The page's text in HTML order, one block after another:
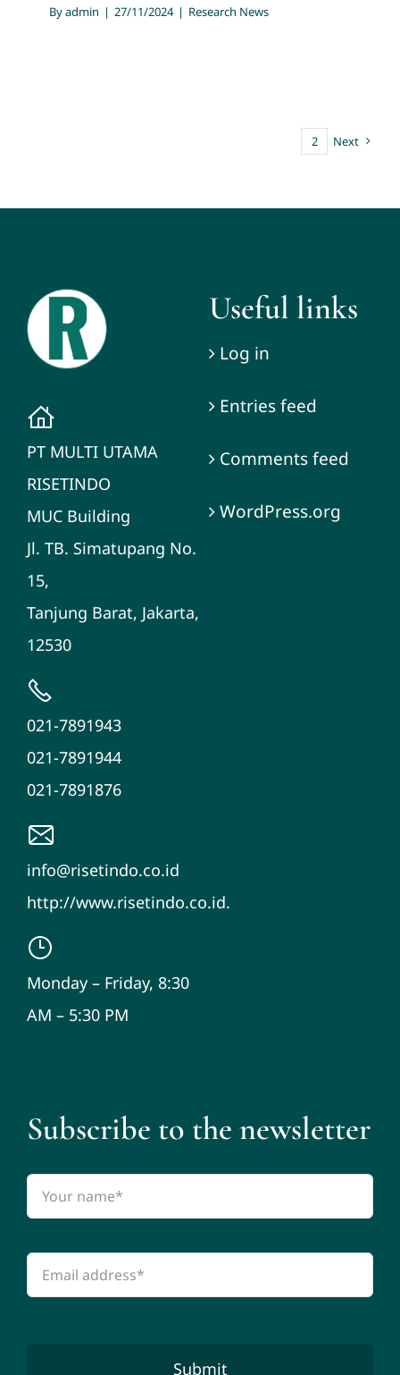
Byadmin | 27/11/2024 | Research News
2 Next
PT MULTI UTAMA
RISETINDO
MUC Building
Jl. TB. Simatupang No.
15,
Tanjung Barat, Jakarta,
12530
021-7891943
021-7891944
021-7891876
info@risetindo.co.id
http://www.risetindo.co.id.
Monday – Friday, 8:30
AM – 5:30 PM
Useful links
Log in
Entries feed
Comments feed
WordPress.org
Subscribe to the newsletter
Submit